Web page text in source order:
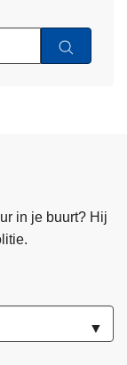
in je buurt? Hij
▼